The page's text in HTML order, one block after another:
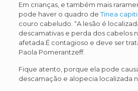
Em crianças, e também mais
pode haver o quadro deTinea
couro cabeludo. “A lesão é
descamativas e perda dos cabelos
afetada.É contagioso e deve ser
Paola Pomerantzeff.
Fique atento, porque ela pode
descamação e alopecia localizada